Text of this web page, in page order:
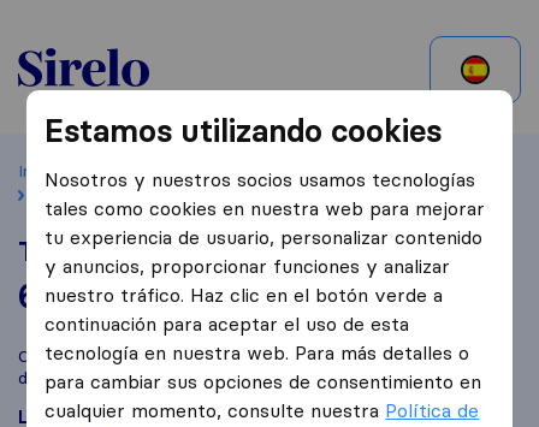
Mexico
Inicio Buscar empresas mudanzas
Naucalpan de Juárez
Trafimar Mobility
Trafimar Mobility
6.3 basado en166
reseñas de Sirelo y Google
i
Compara Trafimar Mobility con otrasempresas de mudanzas
de
Naucalpan de Juárez
Lo que dicen los clientes
Estamos utilizando cookies
Nosotros y nuestros socios usamos tecnologías
tales como cookies en nuestra web para mejorar
tu experiencia de usuario, personalizar contenido
y anuncios, proporcionar funciones y analizar
nuestro tráfico. Haz clic en el botón verde a
continuación para aceptar el uso de esta
tecnología en nuestra web. Para más detalles o
para cambiar sus opciones de consentimiento en
cualquier momento, consulte nuestra Política de